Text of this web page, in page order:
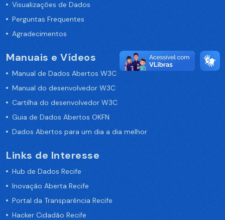
Visualizações de Dados
Perguntas Frequentes
Agradecimentos
Manuais e Vídeos
Manual de Dados Abertos W3C
Manual do desenvolvedor W3C
Cartilha do desenvolvedor W3C
Guia de Dados Abertos OKFN
Dados Abertos para um dia a dia melhor
Links de Interesse
Hub de Dados Recife
Inovação Aberta Recife
Portal da Transparência Recife
Hacker Cidadão Recife